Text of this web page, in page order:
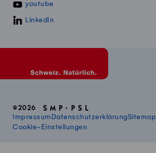
youtube
LinkedIn
©2026
Impressum DatenschutzerklärungSitemap
Cookie-Einstellungen